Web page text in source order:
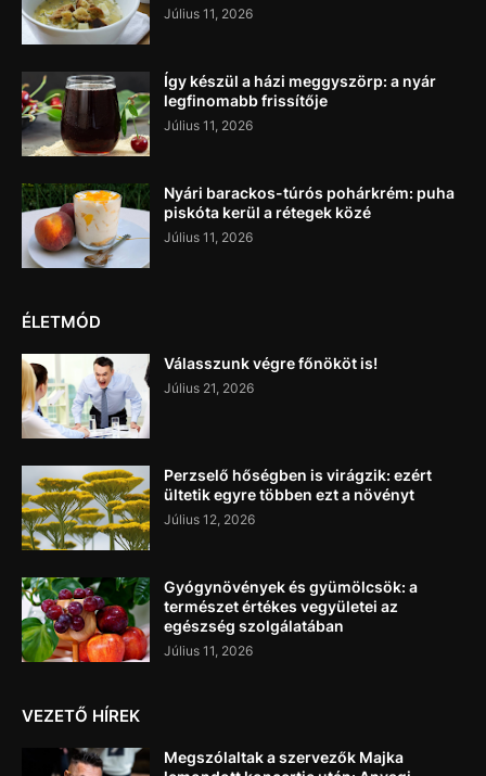
Július 11, 2026
Így készül a házi meggyszörp: a nyár
legfinomabb frissítője
Július 11, 2026
Nyári barackos-túrós pohárkrém: puha
piskóta kerül a rétegek közé
Július 11, 2026
ÉLETMÓD
Válasszunk végre főnököt is!
Július 21, 2026
Perzselő hőségben is virágzik: ezért
ültetik egyre többen ezt a növényt
Július 12, 2026
Gyógynövények és gyümölcsök: a
természet értékes vegyületei az
egészség szolgálatában
Július 11, 2026
VEZETŐ HÍREK
Megszólaltak a szervezők Majka